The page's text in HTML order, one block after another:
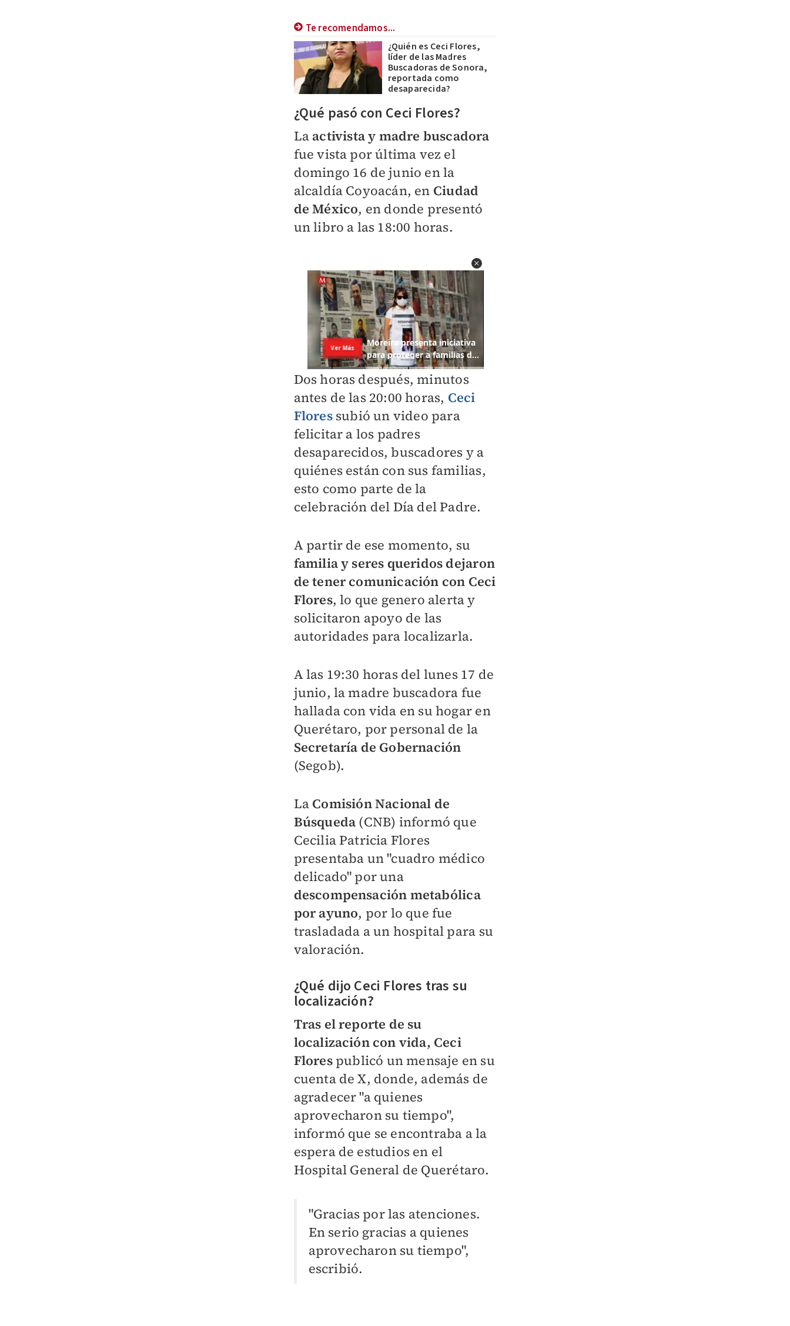
Te recomendamos...
¿Quién es Ceci Flores,
líder de las Madres
Buscadoras de Sonora,
reportada como
desaparecida?
¿Qué pasó con Ceci Flores?
La activista y madre buscadora
fue vista por última vez el
domingo 16 de junio en la
alcaldía Coyoacán, en Ciudad
de México, en donde presentó
un libro a las 18:00 horas.
Dos horas después, minutos
antes de las 20:00 horas, Ceci
Floressubió un video para
felicitar a los padres
desaparecidos, buscadores y a
quiénes están con sus familias,
esto como parte de la
celebración del Día del Padre.
A partir de ese momento, su
familia y seres queridos dejaron
de tener comunicación con Ceci
Flores, lo que genero alerta y
solicitaron apoyo de las
autoridades para localizarla.
A las 19:30 horas del lunes 17 de
junio, la madre buscadora fue
hallada con vida en su hogar en
Querétaro, por personal de la
Secretaría de Gobernación
(Segob).
La Comisión Nacional de
Búsqueda (CNB) informó que
Cecilia Patricia Flores
presentaba un "cuadro médico
delicado" por una
descompensación metabólica
por ayuno, por lo que fue
trasladada a un hospital para su
valoración.
¿Qué dijo Ceci Flores tras su
localización?
Tras el reporte de su
localización con vida, Ceci
Florespublicó un mensaje en su
cuenta de X, donde, además de
agradecer "a quienes
aprovecharon su tiempo",
informó que se encontraba a la
espera de estudios en el
Hospital General de Querétaro.
"Gracias por las atenciones.
En serio gracias a quienes
aprovecharon su tiempo",
escribió.